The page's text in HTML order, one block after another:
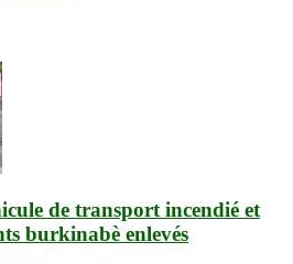
de transport incendié et
burkinabè enlevés